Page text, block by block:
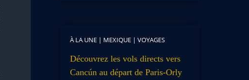
À LA UNE| MEXIQUE| VOYAGES
Découvrez les vols directs vers
Cancún au départ de Paris-Orly